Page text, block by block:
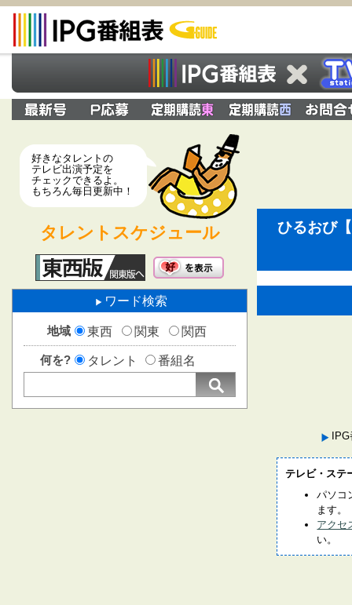
好きなタレントの
テレビ出演予定を
チェックできるよ。
もちろん毎日更新中！
タレントスケジュール
ワード検索
地域 東西 関東 関西
何を? タレント 番組名
ひるおび
テレビ・ステ
パソコ
ます。
アクセ
い。